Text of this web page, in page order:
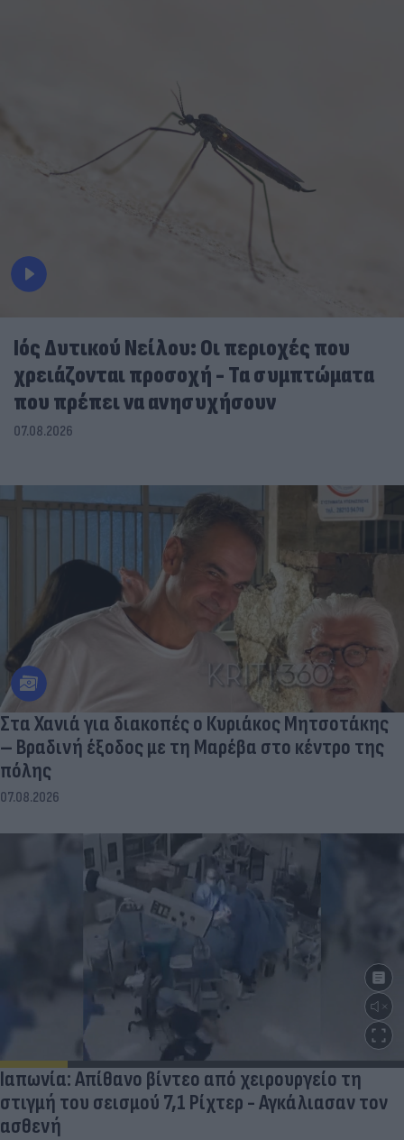
Ιός Δυτικού Νείλου: Οι περιοχές που
χρειάζονται προσοχή - Τα συμπτώματα
που πρέπει να ανησυχήσουν
07.08.2026
Στα Χανιά για διακοπές ο Κυριάκος Μητσοτάκης
– Βραδινή έξοδος με τη Μαρέβα στο κέντρο της
πόλης
07.08.2026
Ιαπωνία: Απίθανο βίντεο από χειρουργείο τη
στιγμή του σεισμού 7,1 Ρίχτερ - Αγκάλιασαν τον
ασθενή